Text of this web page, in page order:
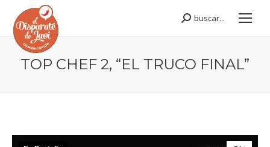
Buscar:
buscar...
TOP CHEF 2, “EL TRUCO FINAL”